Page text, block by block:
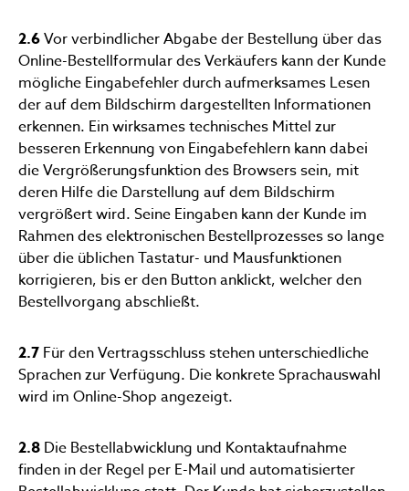
2.6Vor verbindlicher Abgabe der Bestellung über das
Online-Bestellformular des Verkäufers kann der Kunde
mögliche Eingabefehler durch aufmerksames Lesen
der auf dem Bildschirm dargestellten Informationen
erkennen. Ein wirksames technisches Mittel zur
besseren Erkennung von Eingabefehlern kann dabei
die Vergrößerungsfunktion des Browsers sein, mit
deren Hilfe die Darstellung auf dem Bildschirm
vergrößert wird. Seine Eingaben kann der Kunde im
Rahmen des elektronischen Bestellprozesses so lange
über die üblichen Tastatur- und Mausfunktionen
korrigieren, bis er den Button anklickt, welcher den
Bestellvorgang abschließt.
2.7 Für den Vertragsschluss stehen unterschiedliche
Sprachen zur Verfügung. Die konkrete Sprachauswahl
wird im Online-Shop angezeigt.
2.8 Die Bestellabwicklung und Kontaktaufnahme
finden in der Regel per E-Mail und automatisierter